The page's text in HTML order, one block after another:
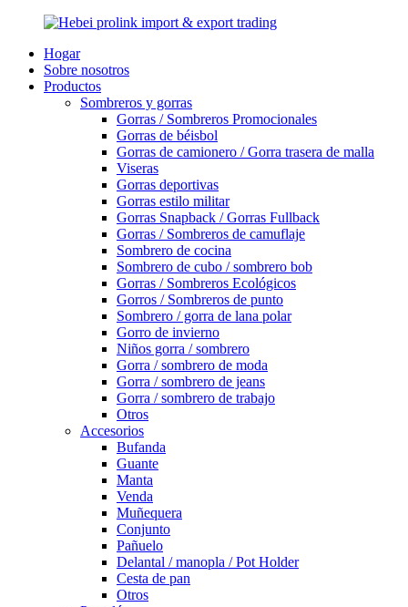
Hogar
Sobre nosotros
Productos
Sombreros y gorras
Gorras / Sombreros Promocionales
Gorras de béisbol
Gorras de camionero / Gorra trasera de malla
Viseras
Gorras deportivas
Gorras estilo militar
Gorras Snapback / Gorras Fullback
Gorras / Sombreros de camuflaje
Sombrero de cocina
Sombrero de cubo / sombrero bob
Gorras / Sombreros Ecológicos
Gorros / Sombreros de punto
Sombrero / gorra de lana polar
Gorro de invierno
Niños gorra / sombrero
Gorra / sombrero de moda
Gorra / sombrero de jeans
Gorra / sombrero de trabajo
Otros
Accesorios
Bufanda
Guante
Manta
Venda
Muñequera
Conjunto
Pañuelo
Delantal / manopla / Pot Holder
Cesta de pan
Otros